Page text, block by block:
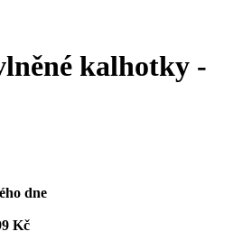
kalhotky -
dne
Kč